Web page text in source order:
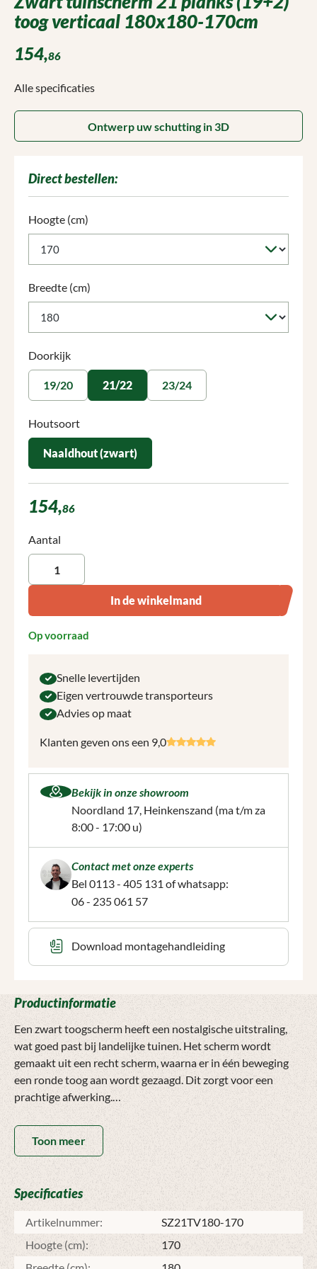
toog verticaal 180x180-170cm
154,86
Alle specificaties
Ontwerp uw schutting in 3D
Direct bestellen:
Selecteer
Hoogte (cm)
Selecteer
Breedte (cm)
Selecteer
Doorkijk
19/20 21/22 23/24
Selecteer
Houtsoort
Naaldhout (zwart)
154,86
Producthoeveelheid: Voer de gewenste hoeveelheid in of
Aantal
In de winkelmand
Op voorraad
Snelle levertijden
Eigen vertrouwde transporteurs
Advies op maat
Klanten geven ons een 9,0
Bekijk in onze showroom
Noordland 17, Heinkenszand (ma t/m za
8:00 - 17:00 u)
Contact met onze experts
Bel 0113 - 405 131 of whatsapp:
06 - 235 061 57
Download montagehandleiding
Productinformatie
Een zwart toogscherm heeft een nostalgische uitstraling,
wat goed past bij landelijke tuinen. Het scherm wordt
gemaakt uit een recht scherm, waarna er in één beweging
een ronde toog aan wordt gezaagd. Dit zorgt voor een
prachtige afwerking.
Let op: De zwarte beits op het toog scherm zal na enige tijd
gaan verkleuren. Dit is geen probleem, maar uiteraard
minder mooi dan de originele kleur. Om de kleur goed te
houden, is het aan te raden om het scherm elk jaar te
behandelen met de beits uit onze webshop.
Toon meer
Specificaties
Artikelnummer:
SZ21TV180-170
Hoogte (cm):
170